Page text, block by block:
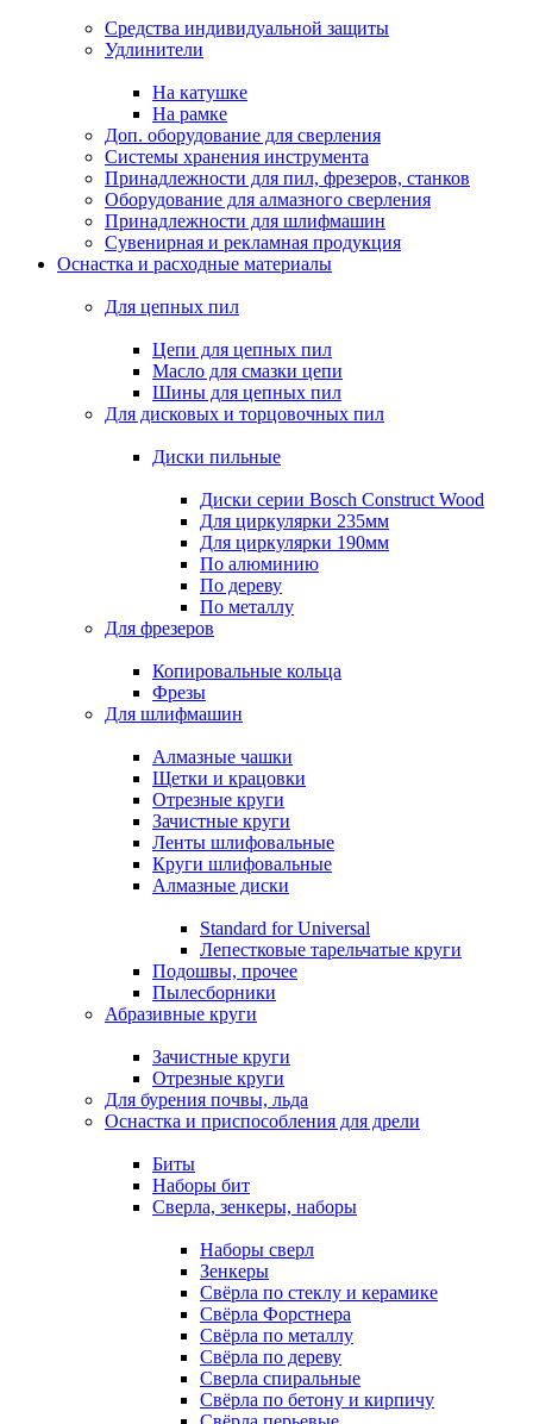
Средства индивидуальной защиты
Удлинители
На катушке
На рамке
Доп. оборудование для сверления
Системы хранения инструмента
Принадлежности для пил, фрезеров, станков
Оборудование для алмазного сверления
Принадлежности для шлифмашин
Сувенирная и рекламная продукция
Оснастка и расходные материалы
Для цепных пил
Цепи для цепных пил
Масло для смазки цепи
Шины для цепных пил
Для дисковых и торцовочных пил
Диски пильные
Диски серии Bosch Construct Wood
Для циркулярки 235мм
Для циркулярки 190мм
По алюминию
По дереву
По металлу
Для фрезеров
Копировальные кольца
Фрезы
Для шлифмашин
Алмазные чашки
Щетки и крацовки
Отрезные круги
Зачистные круги
Ленты шлифовальные
Круги шлифовальные
Алмазные диски
Standard for Universal
Лепестковые тарельчатые круги
Подошвы, прочее
Пылесборники
Абразивные круги
Зачистные круги
Отрезные круги
Для бурения почвы, льда
Оснастка и приспособления для дрели
Биты
Наборы бит
Сверла, зенкеры, наборы
Наборы сверл
Зенкеры
Свёрла по стеклу и керамике
Свёрла Форстнера
Свёрла по металлу
Свёрла по дереву
Сверла спиральные
Свёрла по бетону и кирпичу